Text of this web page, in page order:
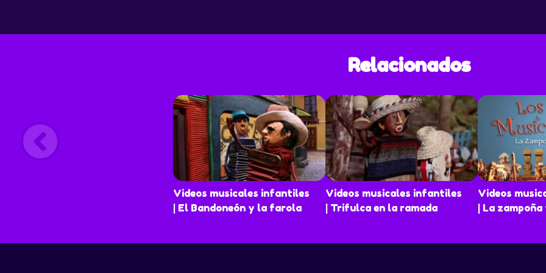
Cansados de esta situación los instrumentos se
rebelan asumiendo el liderazgo el Berimbao, quién
decide entrenar a su gente con la Capoeira, un arte
marcial que combina facetas de música, deporte, así
como expresión corporal. De esta manera mediante la
práctica de la capoeira disimulan el hecho de que se
entrenan para pelear y enfrentar al capataz que los
mantiene esclavizados.
Relacionados
Videos musicales infantiles
| El Bandoneón y la farola
Videos musicales infantiles
| Trifulca en la ramada
Videos
| La